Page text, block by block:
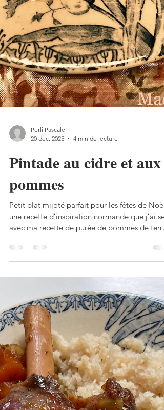
Perli Pascale
20 déc. 2025
4 min de lecture
Pintade au cidre et aux
Petit plat mijoté parfait pour les fêtes de Noël,
une recette d’inspiration normande que j’ai
avec ma recette de purée de pommes de terre
préférée, très parfumée grâce à l’ajout d’un
petit panais! Elle se combine très bien avec les
parfums de la pomme caramélisée et du cidre!
Pintade au cidre et aux pommes Pour 4
personnes: 1 pintade coupée en morceaux,
de crème fraîche, 50cl de cidre brut, 4
1 oignon, 100g de lardons, 30g de beurre, sel,
poivre. Pour la pu